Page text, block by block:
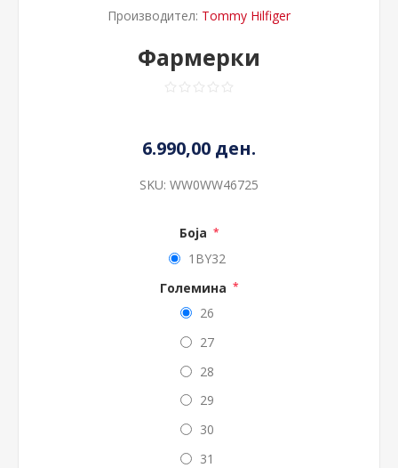
Производител: Tommy Hilfiger
Фармерки
6.990,00 ден.
SKU: WW0WW46725
Боја *
1BY32
Големина *
26
27
28
29
30
31